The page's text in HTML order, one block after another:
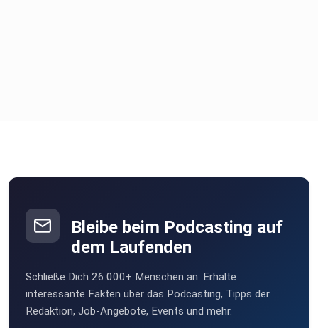
Bleibe beim Podcasting auf
dem Laufenden
Schließe Dich 26.000+ Menschen an. Erhalte
interessante Fakten über das Podcasting, Tipps der
Redaktion, Job-Angebote, Events und mehr.